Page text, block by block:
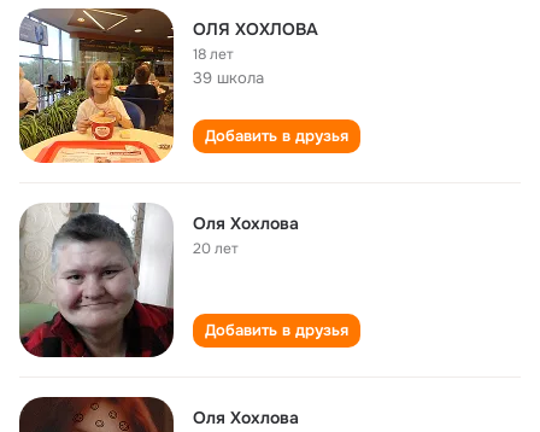
ОЛЯ ХОХЛОВА
18 лет
39 школа
Добавить в друзья
Оля Хохлова
20 лет
Добавить в друзья
Оля Хохлова